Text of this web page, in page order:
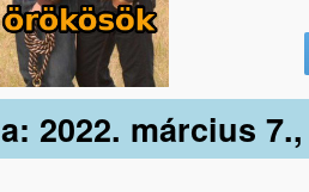
2022. március